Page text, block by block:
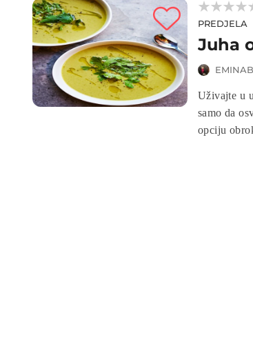
PREDJELA
Juha
EMINAB
Uživajte u
samo da
opciju